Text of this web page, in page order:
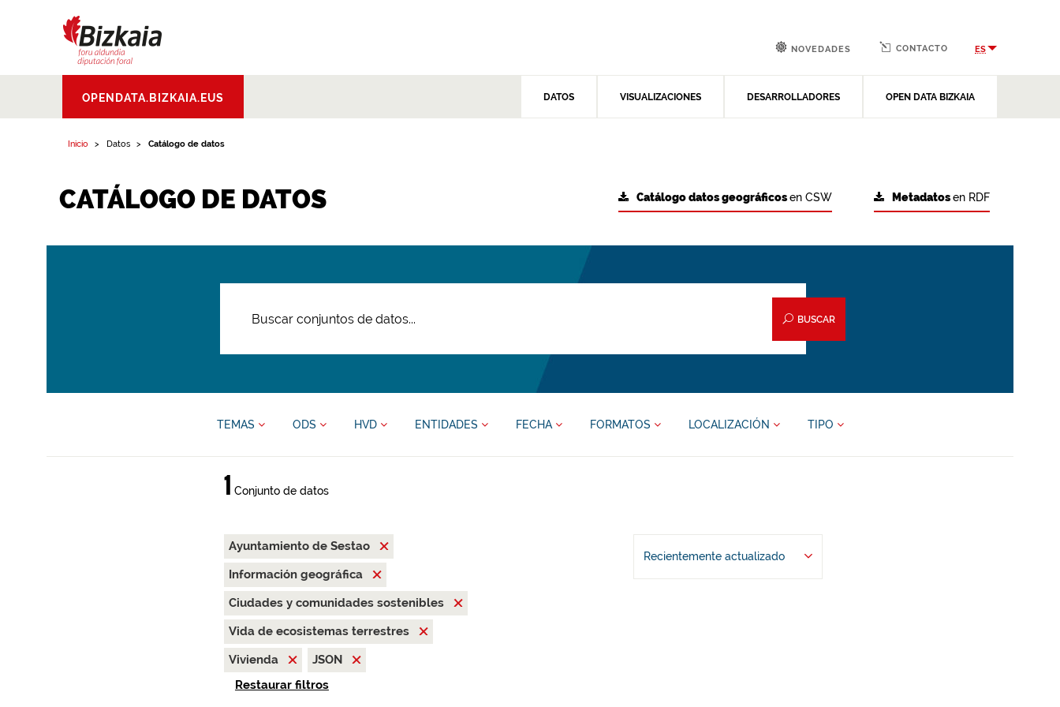
Aldundia.Diputacion
Foral de Bizkaia
OPENDATA.BIZKAIA.EUS DATOS VISUALIZACIONES DESARROLLADORES OPEN DATA BIZKAIA
NOVEDADES CONTACTO ES
Inicio Datos Catálogo de datos
CATÁLOGO DE DATOS Metadatosen RDF
Catálogo datos geográficosen CSW
BUSCAR
TEMAS ODS HVD ENTIDADES FECHA FORMATOS LOCALIZACIÓN TIPO
1 Conjunto de datos
Ayuntamiento de Sestao
Información geográfica
Ciudades y comunidades sostenibles
Vida de ecosistemas terrestres
Vivienda
JSON
Restaurar filtros
Recientemente actualizado